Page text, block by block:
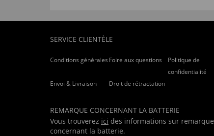
wolfgang o
vonNorbert S. vom09.12.2022
SERVICE CLIENTÈLE
Conditions générales Foire aux questions
Politique de
confidentialité
Envoi & Livraison
Droit de rétractation
REMARQUE CONCERNANT LA BATTERIE
Vous trouverez ici des informations sur remarque
concernant la batterie.